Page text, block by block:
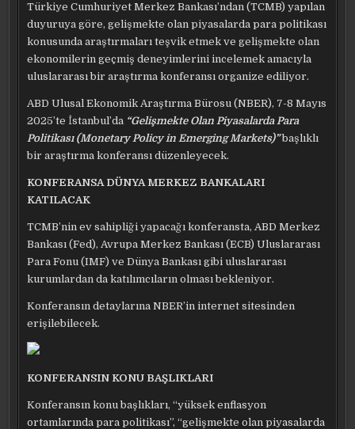
Türkiye Cumhuriyet Merkez Bankası’ndan (TCMB) yapılan
duyuruya göre, gelişmekte olan piyasalarda para politikası
konusunda araştırmaları teşvik etmek ve gelişmekte olan
ekonomilerin geçmiş deneyimlerini incelemek amacıyla
uluslararası bir araştırma konferansı organize ediliyor.
ABD Ulusal Ekonomik Araştırma Bürosu (NBER), 7-8 Mayıs
2025’te İstanbul’da “Gelişmekte Olan Piyasalarda Para
Politikası (Monetary Policy in Emerging Markets)”başlıklı
bir araştırma konferansı düzenleyecek.
KONFERANSA DÜNYA MERKEZ BANKALARI
KATILACAK
TCMB’nin ev sahipliği yapacağı konferansta, ABD Merkez
Bankası (Fed), Avrupa Merkez Bankası (ECB) Uluslararası
Para Fonu (IMF) ve Dünya Bankası gibi uluslararası
kurumlardan da katılımcıların olması bekleniyor.
Konferansın detaylarına NBER’in internet sitesinden
erişilebilecek.
KONFERANSIN KONU BAŞLIKLARI
Konferansın konu başlıkları, “yüksek enflasyon
ortamlarında para politikası”, “gelişmekte olan piyasalarda